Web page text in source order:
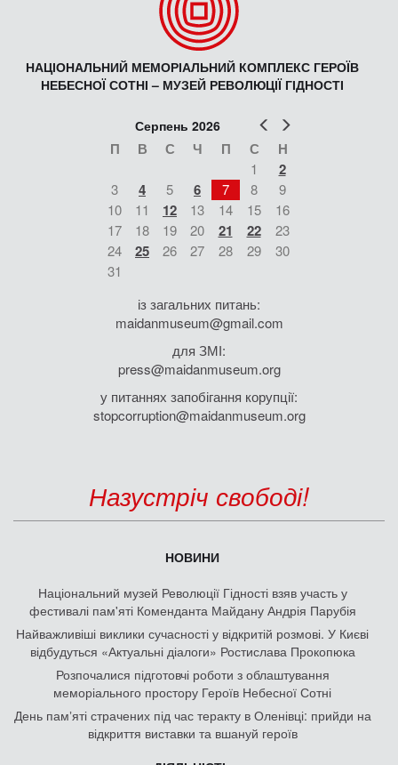
НАЦІОНАЛЬНИЙ МЕМОРІАЛЬНИЙ КОМПЛЕКС ГЕРОЇВ
НЕБЕСНОЇ СОТНІ – МУЗЕЙ РЕВОЛЮЦІЇ ГІДНОСТІ
Попер
Серпень 2026
П В С Ч П С Н
1 2
3 4 5 6 7 8
9
10
11 12 13 14 15
16
17
18 19 20 21 22
23
24
25 26 27 28 29
30
31
із загальних питань:
maidanmuseum@gmail.com
для ЗМІ:
press@maidanmuseum.org
у питаннях запобігання корупції:
stopcorruption@maidanmuseum.org
Назустріч свободі!
НОВИНИ
Національний музей Революції Гідності взяв участь у
фестивалі пам'яті Коменданта Майдану Андрія Парубія
Найважливіші виклики сучасності у відкритій розмові. У Києві
відбудуться «Актуальні діалоги» Ростислава Прокопюка
Розпочалися підготовчі роботи з облаштування
меморіального простору Героїв Небесної Сотні
День памʼяті страчених під час теракту в Оленівці: прийди на
відкриття виставки та вшануй героїв